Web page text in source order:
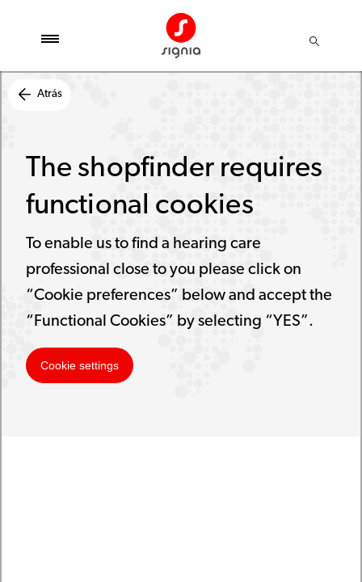
Atrás
The shopfinder requires
functional cookies
To enable us to find a hearing care
professional close to you please click on
“Cookie preferences” below and accept the
“Functional Cookies” by selecting “YES”.
Cookie settings